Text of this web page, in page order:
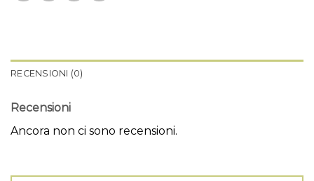
RECENSIONI (0)
Recensioni
Ancora non ci sono recensioni.